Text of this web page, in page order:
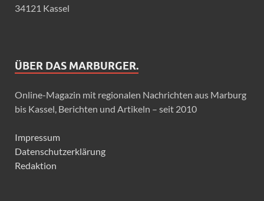
34121 Kassel
ÜBER DAS MARBURGER.
Online-Magazin mit regionalen Nachrichten aus Marburg
bis Kassel, Berichten und Artikeln – seit 2010
Impressum
Datenschutzerklärung
Redaktion